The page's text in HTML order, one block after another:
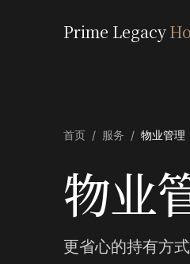
Prime Legacy
首页 / 服务 / 物业管理
物业
更省心的持有方